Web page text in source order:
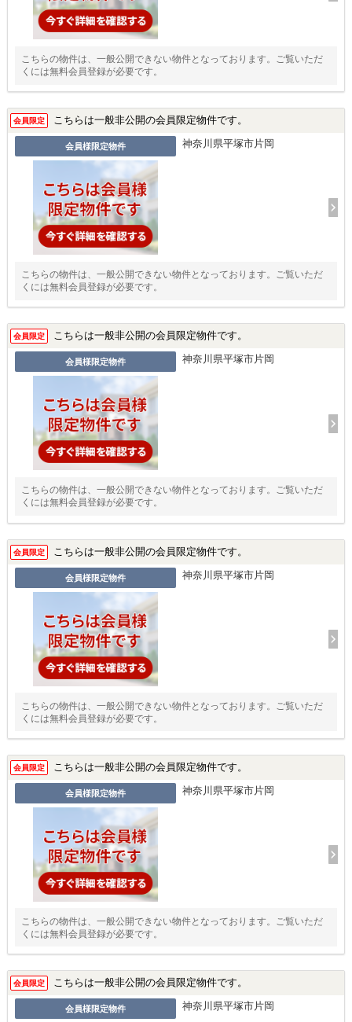
こちらの物件は、一般公開できない物件となっております。ご覧いただ
くには無料会員登録が必要です。
会員限定 こちらは一般非公開の会員限定物件です。
会員様限定物件 神奈川県平塚市片岡
こちらの物件は、一般公開できない物件となっております。ご覧いただ
くには無料会員登録が必要です。
会員限定 こちらは一般非公開の会員限定物件です。
会員様限定物件 神奈川県平塚市片岡
こちらの物件は、一般公開できない物件となっております。ご覧いただ
くには無料会員登録が必要です。
会員限定 こちらは一般非公開の会員限定物件です。
会員様限定物件 神奈川県平塚市片岡
こちらの物件は、一般公開できない物件となっております。ご覧いただ
くには無料会員登録が必要です。
会員限定 こちらは一般非公開の会員限定物件です。
会員様限定物件 神奈川県平塚市片岡
こちらの物件は、一般公開できない物件となっております。ご覧いただ
くには無料会員登録が必要です。
会員限定 こちらは一般非公開の会員限定物件です。
会員様限定物件 神奈川県平塚市片岡